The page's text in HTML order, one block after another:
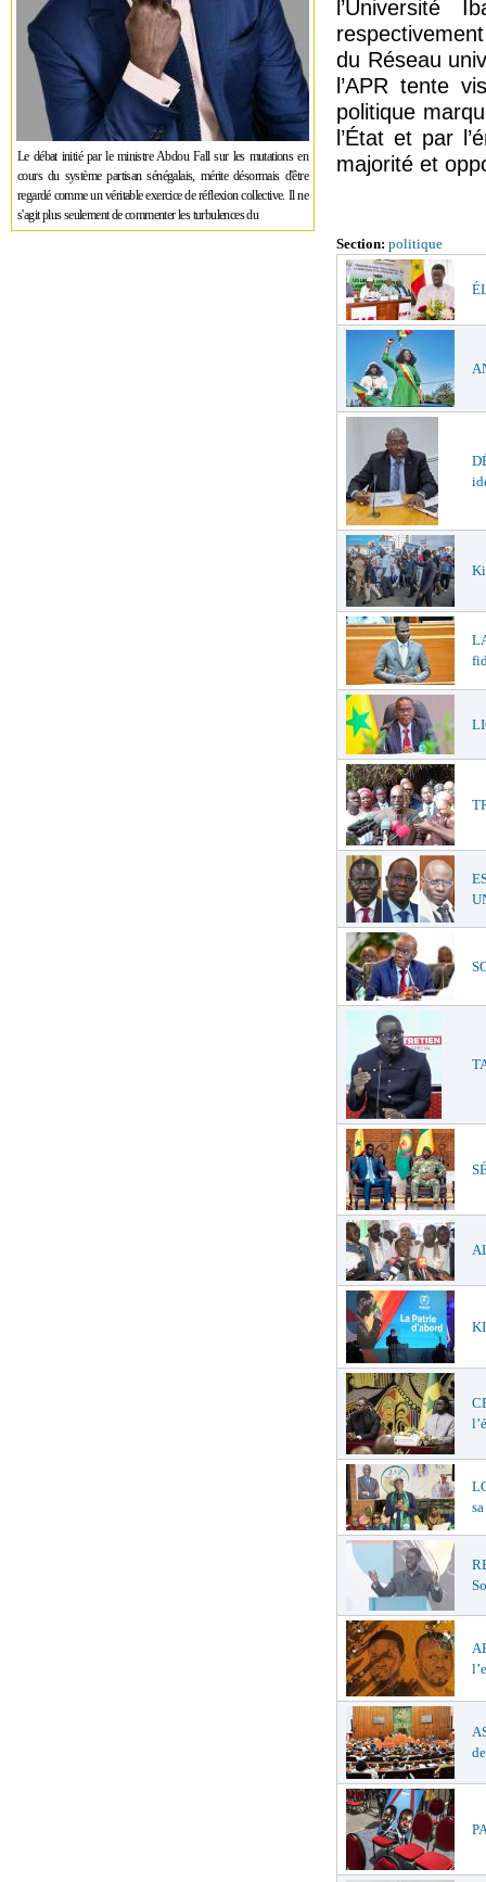
Le débat initié par le ministre Abdou Fall sur les mutations en
cours du système partisan sénégalais, mérite désormais d'être
regardé comme un véritable exercice de réflexion collective. Il ne
s'agit plus seulement de commenter les turbulences du
du Réseau
l’APR tente
politique
l’État et par
majorité et
Section: politique